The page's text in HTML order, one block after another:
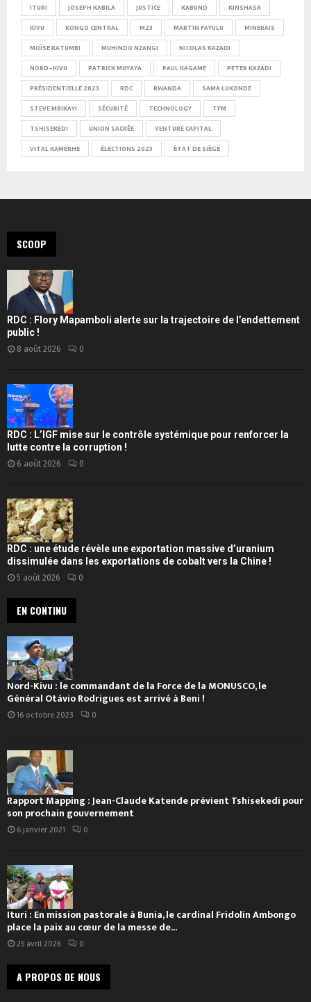
ITURI JOSEPH KABILA JUSTICE KABUND KINSHASA
KIVU KONGO CENTRAL M23 MARTIN FAYULU MINERAIS
MOÏSE KATUMBI MUHINDO NZANGI NICOLAS KAZADI
NORD-KIVU PATRICK MUYAYA PAUL KAGAME PETER KAZADI
PRÉSIDENTIELLE 2023 RDC RWANDA SAMA LUKONDE
STEVE MBIKAYI SÉCURITÉ TECHNOLOGY TFM
TSHISEKEDI UNION SACRÉE VENTURE CAPITAL
VITAL KAMERHE ÉLECTIONS 2023 ÉTAT DE SIÈGE
SCOOP
RDC : Flory Mapamboli alerte sur la trajectoire de l’endettement
public !
8 août 2026 0
RDC : L’IGF mise sur le contrôle systémique pour renforcer la
lutte contre la corruption !
6 août 2026 0
RDC : une étude révèle une exportation massive d’uranium
dissimulée dans les exportations de cobalt vers la Chine !
5 août 2026 0
EN CONTINU
Nord-Kivu : le commandant de la Force de la MONUSCO, le
Général Otávio Rodrigues est arrivé à Beni !
16 octobre 2023 0
Rapport Mapping : Jean-Claude Katende prévient Tshisekedi pour
son prochain gouvernement
6 janvier 2021 0
Ituri : En mission pastorale à Bunia, le cardinal Fridolin Ambongo
place la paix au cœur de la messe de...
25 avril 2026 0
A PROPOS DE NOUS